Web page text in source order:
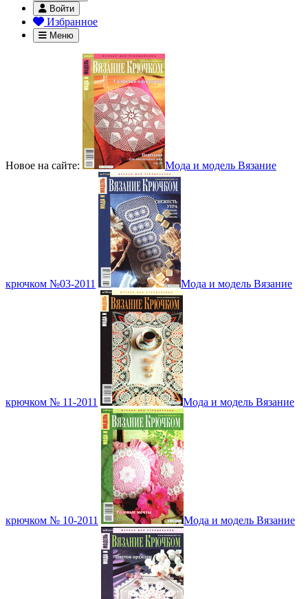
Войти
Избранное
Меню
Новое на сайте: Мода и модель Вязание
крючком №03-2011 Мода и модель Вязание
крючком № 11-2011 Мода и модель Вязание
крючком № 10-2011 Мода и модель Вязание